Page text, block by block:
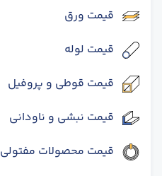
قیمت ورق
قیمت لوله
قیمت قوطی و پروفیل
قیمت نبشی و ناودانی
قیمت محصولات مفتولی